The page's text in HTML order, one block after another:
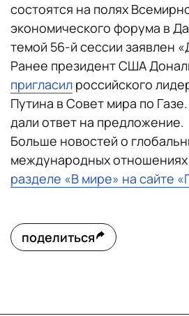
состоятся на полях
экономического форума в
темой 56-й сессии заявлен
Ранее президент США
пригласил российского
Путина в Совет мира по
дали ответ на предложение.
Больше новостей о
международных
разделе «В мире» на сайте
поделиться